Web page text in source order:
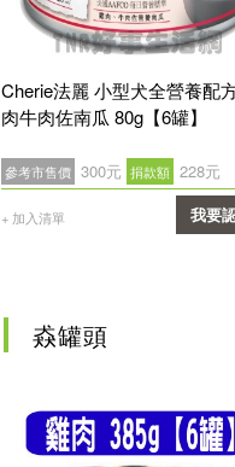
Cherie法麗 小型犬全營養配
肉牛肉佐南瓜 80g【6罐】
參考市售價 300元 捐款額 228元
+ 加入清單 我要
猋罐頭